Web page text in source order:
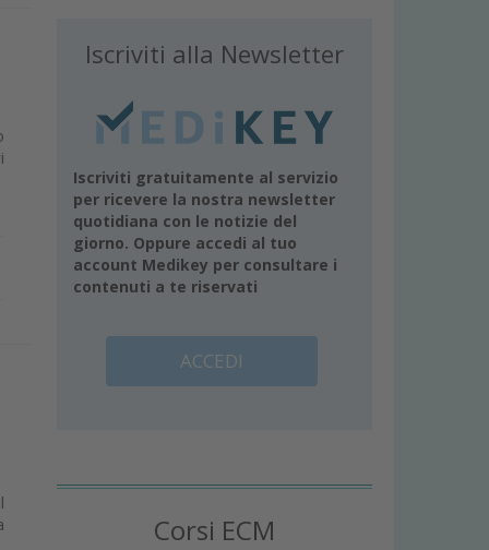
Iscriviti alla Newsletter
Iscriviti gratuitamente al servizio
per ricevere la nostra newsletter
quotidiana con le notizie del
giorno. Oppure accedi al tuo
account Medikey per consultare i
contenuti a te riservati
ACCEDI
Corsi ECM